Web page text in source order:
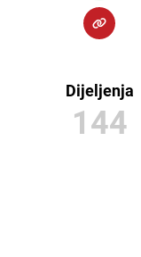
Dijeljenja
144